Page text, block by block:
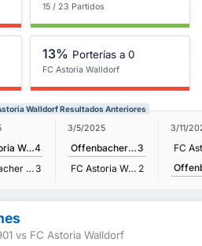
15 / 23 Partidos
13% Porterías a 0
FC Astoria Walldorf
Walldorf Resultados Anteriores
FC Astoria Walldorf4
Offenbacher FC Kickers 1901 3
3/5/2025
Offenbacher FC Kickers 19013
FC Astoria Walldorf 2
3/11/
vs FC Astoria Walldorf